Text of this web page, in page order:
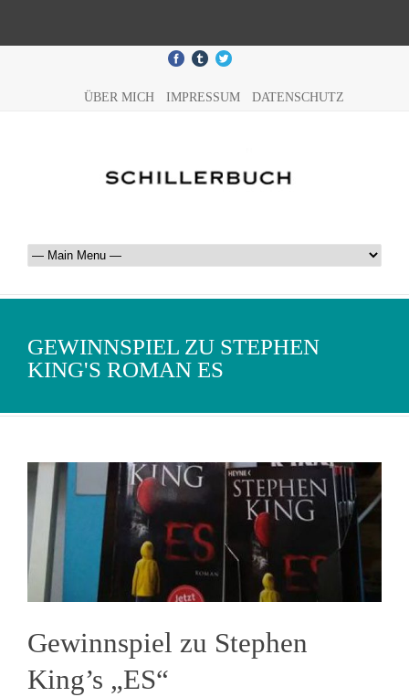
ÜBER MICH IMPRESSUM DATENSCHUTZ
GEWINNSPIEL ZU STEPHEN
KING'S ROMAN ES
Gewinnspiel zu Stephen
King’s „ES“